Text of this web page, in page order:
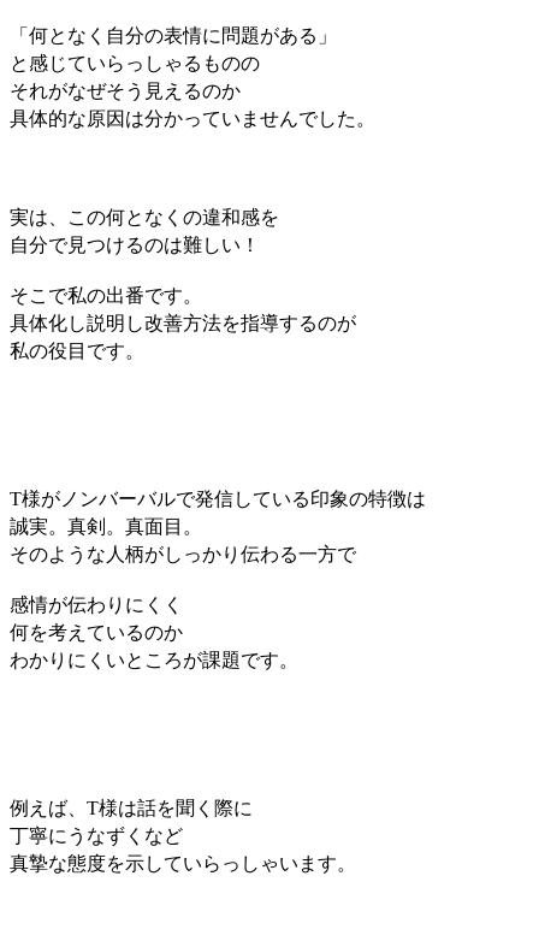
「何となく自分の表情に問題がある」
と感じていらっしゃるものの
それがなぜそう見えるのか
具体的な原因は分かっていませんでした。
実は、この何となくの違和感を
自分で見つけるのは難しい！
そこで私の出番です。
具体化し説明し改善方法を指導するのが
私の役目です。
T様がノンバーバルで発信している印象の特徴は
誠実。真剣。真面目。
そのような人柄がしっかり伝わる一方で
感情が伝わりにくく
何を考えているのか
わかりにくいところが課題です。
例えば、T様は話を聞く際に
丁寧にうなずくなど
真摯な態度を示していらっしゃいます。